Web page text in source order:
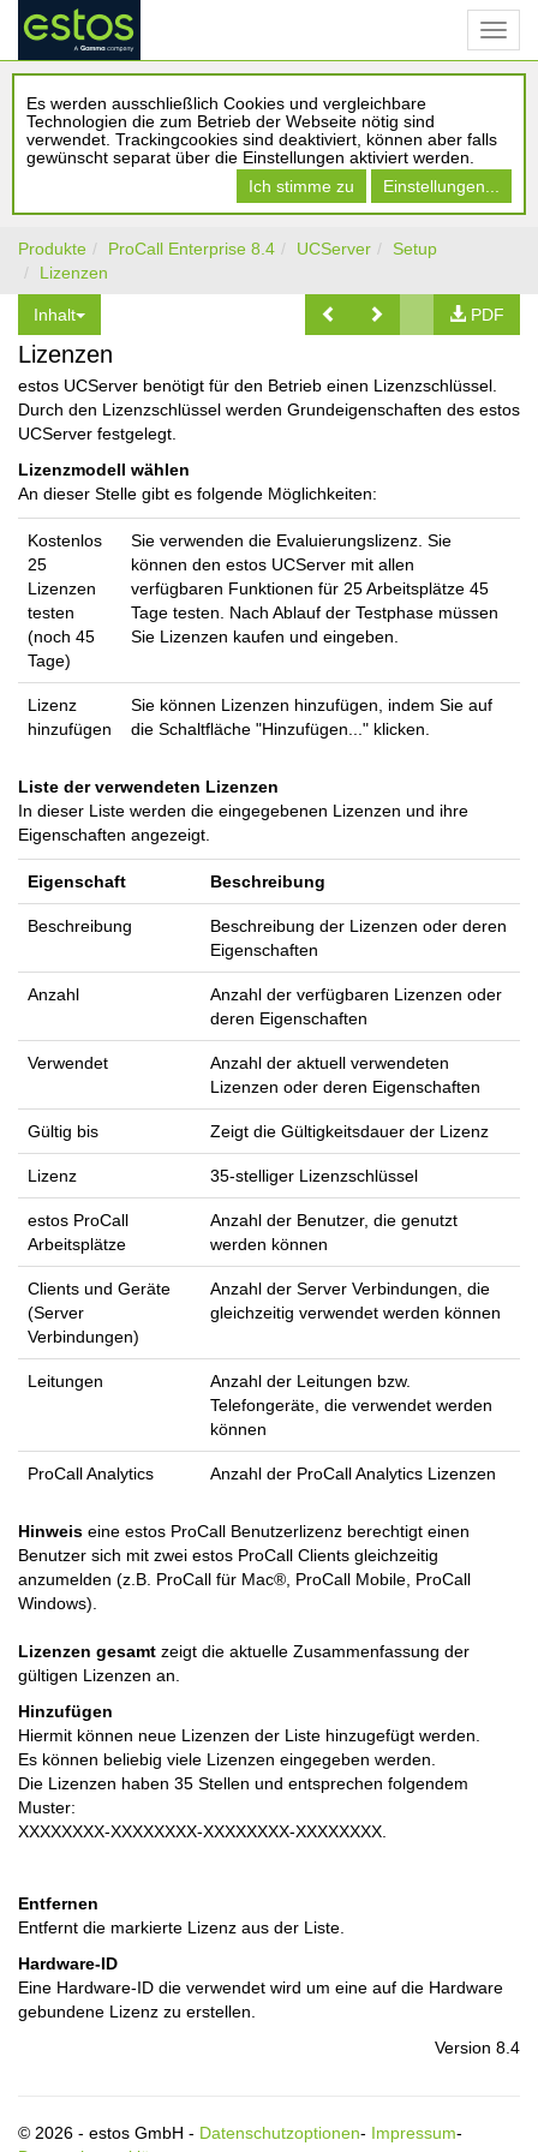
Es werden ausschließlich Cookies und vergleichbare
Technologien die zum Betrieb der Webseite nötig sind
verwendet. Trackingcookies sind deaktiviert, können aber falls
gewünscht separat über die Einstellungen aktiviert werden.
Ich stimme zu
Einstellungen...
Produkte ProCall Enterprise 8.4 UCServer
Setup
Lizenzen
Inhalt PDF
Lizenzen
estos UCServer benötigt für den Betrieb einen Lizenzschlüssel.
Durch den Lizenzschlüssel werden Grundeigenschaften des estos
UCServer festgelegt.
Lizenzmodell wählen
An dieser Stelle gibt es folgende Möglichkeiten:
Kostenlos
25
Lizenzen
testen
(noch 45
Tage)
Sie verwenden die Evaluierungslizenz. Sie
können den estos UCServer mit allen
verfügbaren Funktionen für 25 Arbeitsplätze 45
Tage testen. Nach Ablauf der Testphase müssen
Sie Lizenzen kaufen und eingeben.
Lizenz
hinzufügen
Sie können Lizenzen hinzufügen, indem Sie auf
die Schaltfläche "Hinzufügen..." klicken.
Liste der verwendeten Lizenzen
In dieser Liste werden die eingegebenen Lizenzen und ihre
Eigenschaften angezeigt.
Eigenschaft Beschreibung
Beschreibung
Beschreibung der Lizenzen oder deren
Eigenschaften
Anzahl
Anzahl der verfügbaren Lizenzen oder
deren Eigenschaften
Verwendet
Anzahl der aktuell verwendeten
Lizenzen oder deren Eigenschaften
Gültig bis Zeigt die Gültigkeitsdauer der Lizenz
Lizenz 35-stelliger Lizenzschlüssel
estos ProCall
Arbeitsplätze
Anzahl der Benutzer, die genutzt
werden können
Clients und Geräte
(Server
Verbindungen)
Anzahl der Server Verbindungen, die
gleichzeitig verwendet werden können
Leitungen
Anzahl der Leitungen bzw.
Telefongeräte, die verwendet werden
können
ProCall Analytics Anzahl der ProCall Analytics Lizenzen
Hinweis eine estos ProCall Benutzerlizenz berechtigt einen
Benutzer sich mit zwei estos ProCall Clients gleichzeitig
anzumelden (z.B. ProCall für Mac®, ProCall Mobile, ProCall
Windows).
Lizenzen gesamt zeigt die aktuelle Zusammenfassung der
gültigen Lizenzen an.
Hinzufügen
Hiermit können neue Lizenzen der Liste hinzugefügt werden.
Es können beliebig viele Lizenzen eingegeben werden.
Die Lizenzen haben 35 Stellen und entsprechen folgendem
Muster:
XXXXXXXX-XXXXXXXX-XXXXXXXX-XXXXXXXX.
Entfernen
Entfernt die markierte Lizenz aus der Liste.
Hardware-ID
Eine Hardware-ID die verwendet wird um eine auf die Hardware
gebundene Lizenz zu erstellen.
Version 8.4
© 2026 - estos GmbH - Datenschutzoptionen- Impressum-